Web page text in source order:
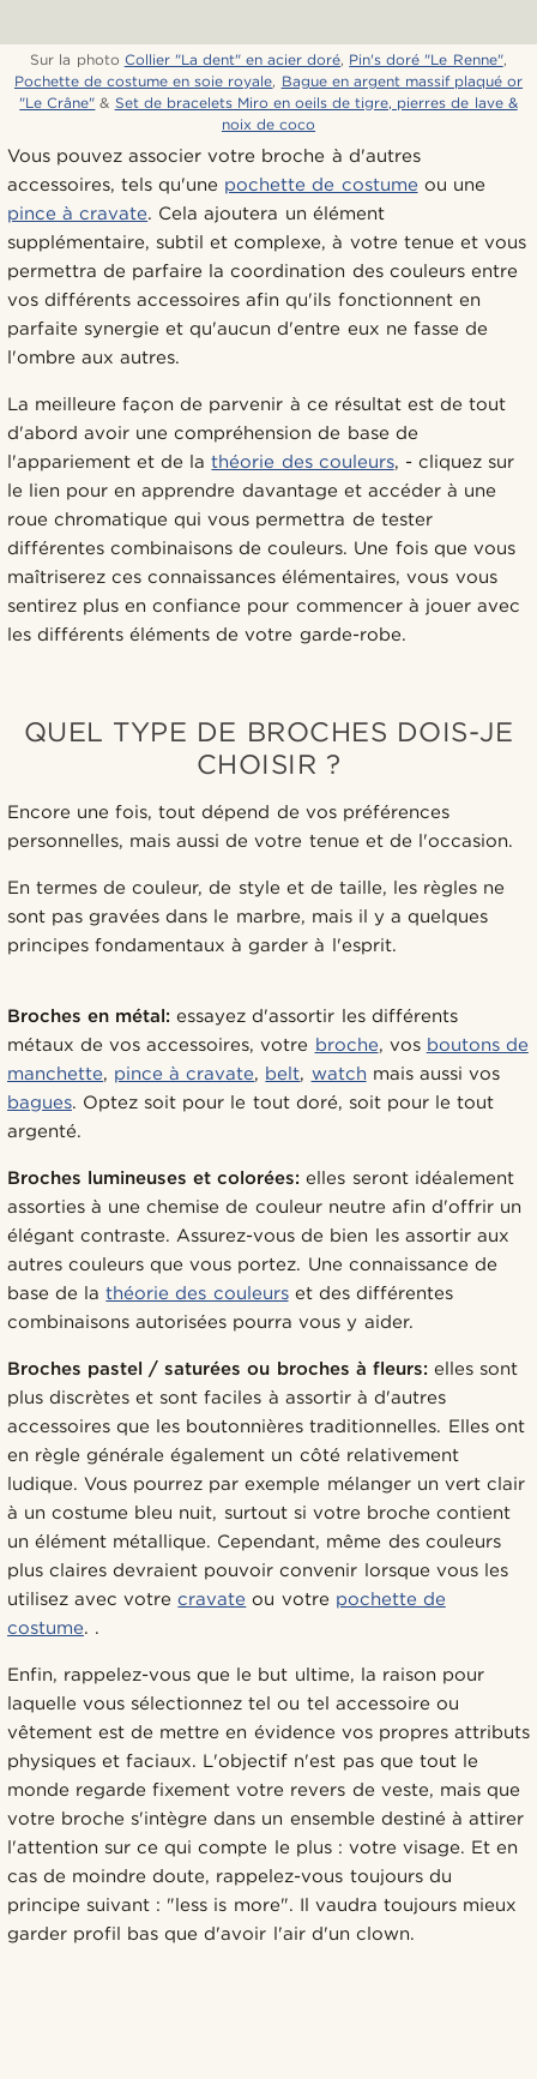
Sur la photo Collier "La dent" en acier doré, Pin's doré "Le Renne",
Pochette de costume en soie royale, Bague en argent massif plaqué or
"Le Crâne" & Set de bracelets Miro en oeils de tigre, pierres de lave &
noix de coco
Vous pouvez associer votre broche à d'autres
accessoires, tels qu'une pochette de costume ou une
pince à cravate. Cela ajoutera un élément
supplémentaire, subtil et complexe, à votre tenue et vous
permettra de parfaire la coordination des couleurs entre
vos différents accessoires afin qu'ils fonctionnent en
parfaite synergie et qu'aucun d'entre eux ne fasse de
l'ombre aux autres.
La meilleure façon de parvenir à ce résultat est de tout
d'abord avoir une compréhension de base de
l'appariement et de lathéorie des couleurs, - cliquez sur
le lien pour en apprendre davantage et accéder à une
roue chromatique qui vous permettra de tester
différentes combinaisons de couleurs. Une fois que vous
maîtriserez ces connaissances élémentaires, vous vous
sentirez plus en confiance pour commencer à jouer avec
les différents éléments de votre garde-robe.
QUEL TYPE DE BROCHES DOIS-JE
CHOISIR ?
Encore une fois, tout dépend de vos préférences
personnelles, mais aussi de votre tenue et de l'occasion.
En termes de couleur, de style et de taille, les règles ne
sont pas gravées dans le marbre, mais il y a quelques
principes fondamentaux à garder à l'esprit.
Broches en métal: essayez d'assortir les différents
métaux de vos accessoires, votre broche, vos boutons de
manchette, pince à cravate, belt, watch mais aussi vos
bagues. Optez soit pour le tout doré, soit pour le tout
argenté.
Broches lumineuses et colorées: elles seront idéalement
assorties à une chemise de couleur neutre afin d'offrir un
élégant contraste. Assurez-vous de bien les assortir aux
autres couleurs que vous portez. Une connaissance de
base de lathéorie des couleurset des différentes
combinaisons autorisées pourra vous y aider.
Broches pastel / saturées ou broches à fleurs: elles sont
plus discrètes et sont faciles à assortir à d'autres
accessoires que les boutonnières traditionnelles. Elles ont
en règle générale également un côté relativement
ludique. Vous pourrez par exemple mélanger un vert clair
à un costume bleu nuit, surtout si votre broche contient
un élément métallique. Cependant, même des couleurs
plus claires devraient pouvoir convenir lorsque vous les
utilisez avec votrecravate ou votre pochette de
costume. .
Enfin, rappelez-vous que le but ultime, la raison pour
laquelle vous sélectionnez tel ou tel accessoire ou
vêtement est de mettre en évidence vos propres attributs
physiques et faciaux. L'objectif n'est pas que tout le
monde regarde fixement votre revers de veste, mais que
votre broche s'intègre dans un ensemble destiné à attirer
l'attention sur ce qui compte le plus : votre visage. Et en
cas de moindre doute, rappelez-vous toujours du
principe suivant : "less is more". Il vaudra toujours mieux
garder profil bas que d'avoir l'air d'un clown.